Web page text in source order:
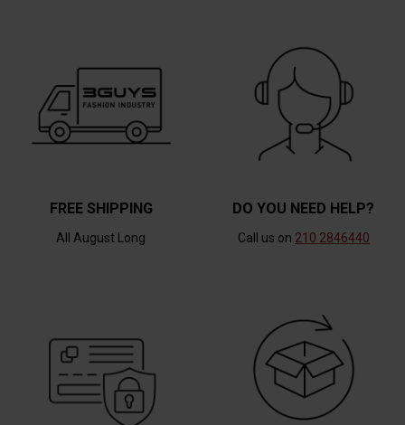
FREE SHIPPING
All August Long
DO YOU NEED HELP?
Call us on 210 2846440